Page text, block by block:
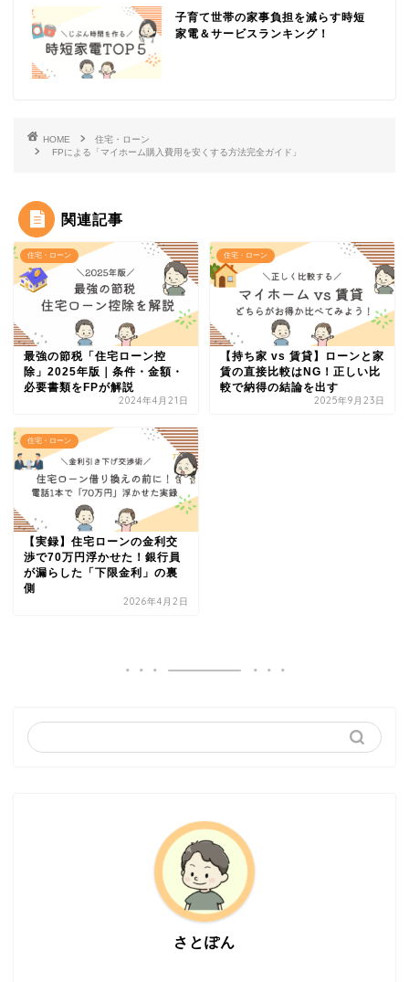
子育て世帯の家事負担を減らす時短
家電＆サービスランキング！
HOME
住宅・ローン
FPによる「マイホーム購入費用を安くする方法完全ガイド」
関連記事
住宅・ローン
最強の節税「住宅ローン控
除」2025年版｜条件・金額・
必要書類をFPが解説
2024年4月21日
住宅・ローン
【持ち家 vs 賃貸】ローンと家
賃の直接比較はNG！正しい比
較で納得の結論を出す
2025年9月23日
住宅・ローン
【実録】住宅ローンの金利交
渉で70万円浮かせた！銀行員
が漏らした「下限金利」の裏
側
2026年4月2日
さとぽん